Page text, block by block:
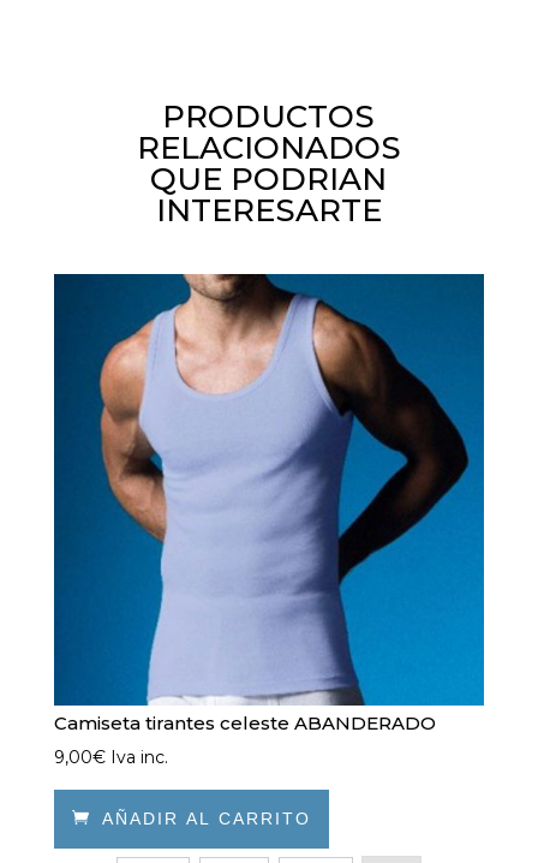
PRODUCTOS
RELACIONADOS
QUE PODRIAN
INTERESARTE
Camiseta tirantes celeste ABANDERADO
9,00€ Iva inc.
 AÑADIR AL CARRITO